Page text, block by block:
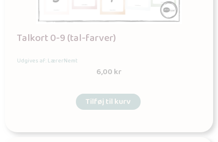
Talkort 0-9 (tal-farver)
Udgives af: LærerNemt
6,00kr
Tilføj til kurv